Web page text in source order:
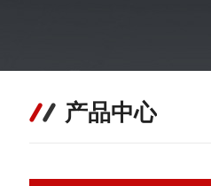
产品中心